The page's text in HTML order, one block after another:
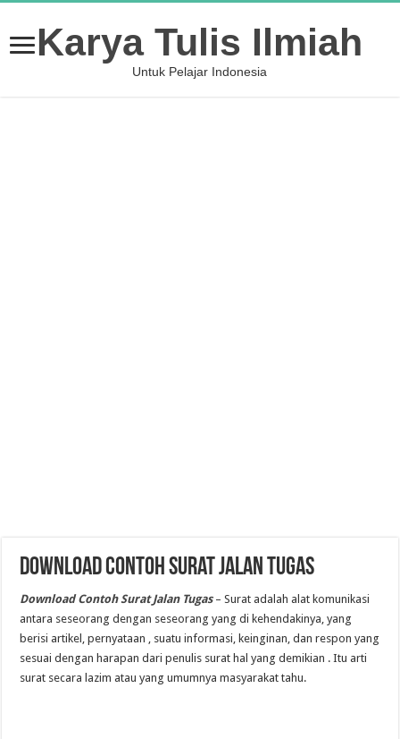
Karya Tulis Ilmiah
Untuk Pelajar Indonesia
Download Contoh Surat Jalan Tugas
Download Contoh Surat Jalan Tugas–Surat adalah alat komunikasi
antara seseorang dengan seseorang yang di kehendakinya, yang
berisi artikel, pernyataan , suatu informasi, keinginan, dan respon yang
sesuai dengan harapan dari penulis surat hal yang demikian . Itu arti
surat secara lazim atau yang umumnya masyarakat tahu.